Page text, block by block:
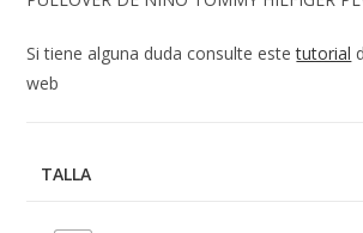
Si tiene alguna duda consulte estetutorial
web
TALLA